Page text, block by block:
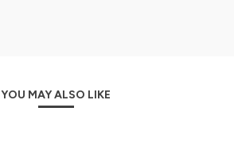
YOU MAY ALSO LIKE